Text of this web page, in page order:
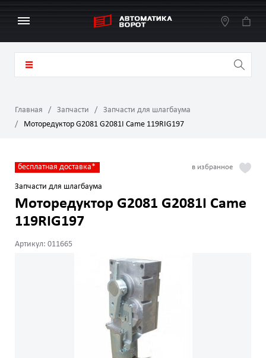
Главная Запчасти
Запчасти для шлагбаума
Моторедуктор G2081 G2081I Came 119RIG197
бесплатная доставка*
Запчасти для шлагбаума
Моторедуктор G2081 G2081I Came
119RIG197
Артикул: 011665